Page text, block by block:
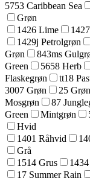
5753 Caribbean Sea
Grøn
1426 Lime
1429j Petrolgrøn
Grøn
843ms
Green
5658 Herb
Flaskegrøn
tt18
3007 Grøn
25 Grøn
Mosgrøn
87
Green
Mintgrøn
Hvid
1401 Råhvid
Grå
1514 Grus
17 Summer Rain